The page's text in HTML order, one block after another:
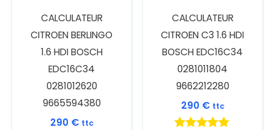
CALCULATEUR
CITROEN BERLINGO
1.6 HDI BOSCH
EDC16C34
0281012620
9665594380
290 € ttc
CALCULATEUR
CITROEN C3 1.6 HDI
BOSCH EDC16C34
0281011804
9662212280
290 € ttc